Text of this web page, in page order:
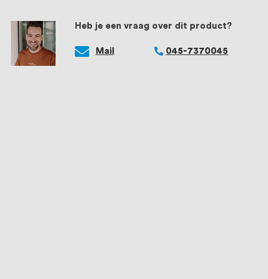
Heb je een vraag over dit product?
Mail 045-7370045